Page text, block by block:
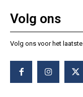
Volg ons
Volg ons voor het